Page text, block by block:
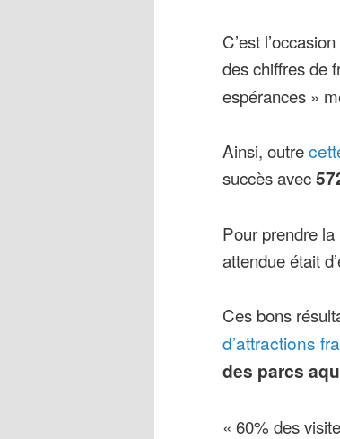
C’est
des chiffres de
espérances »
Ainsi, outre
succès avec
Pour prendre
attendue était
Ces bons
d’attractions
des parcs
« 60% des